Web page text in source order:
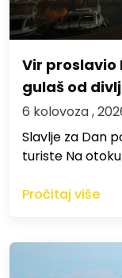
Vir proslavio
gulaš od
6 kolovoza ,
Slavlje za Dan
turiste Na
Pročitaj više